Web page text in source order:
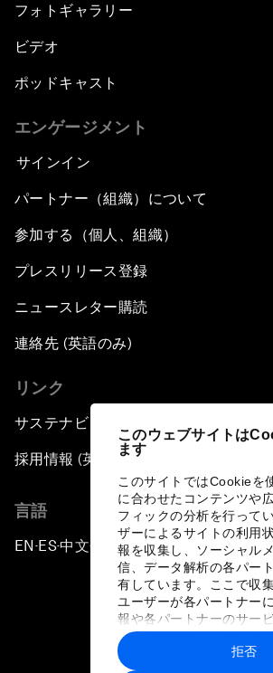
このウェブサイトは
ます
このサイトではCookieを
に合わせたコンテンツや
フィックの分析を行って
ザーによるサイトの利用
報を収集し、ソーシャル
信、データ解析の各パー
有しています。ここで収
ユーザーが各パートナー
報や各パートナーのサー
に収集された情報と組み
トナーによって使用され
拒否
フォトギャラリー
ビデオ
ポッドキャスト
エンゲージメント
サインイン
パートナー（組織）について
参加する（個人、組織）
プレスリリース登録
ニュースレター購読
連絡先 (英語のみ)
リンク
サステナビリティへの取り組み
採用情報 (英語のみ)
言語
EN ▪ES▪中文▪ 日本語
プライバシーポリシーと利